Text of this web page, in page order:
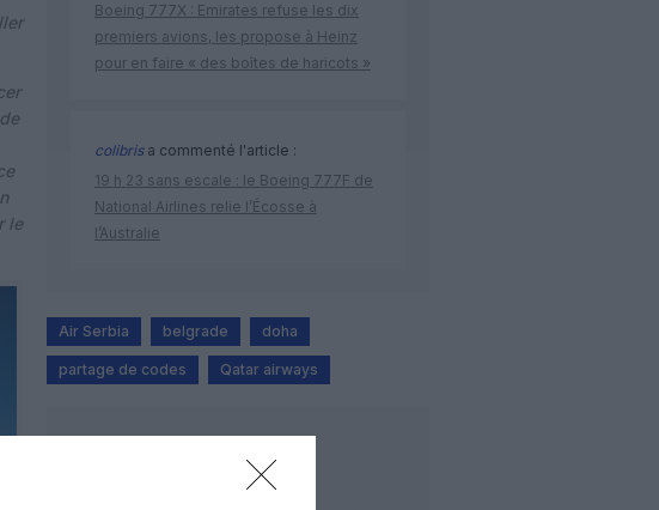
le
Boeing 777X : Emirates refuse les dix
premiers avions, les propose à Heinz
pour en faire « des boîtes de haricots »
colibrisa commenté l'article :
19 h 23 sans escale : le Boeing 777F de
National Airlines relie l’Écosse à
l’Australie
Air Serbia belgrade doha
partage de codes Qatar airways
LIRE AUSSI